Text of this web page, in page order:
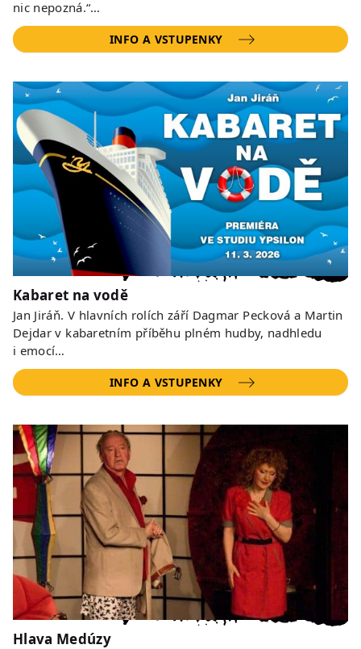
nic nepozná.“…
INFO A VSTUPENKY
Kabaret na vodě
Jan Jiráň. V hlavních rolích září Dagmar Pecková a Martin
Dejdar v kabaretním příběhu plném hudby, nadhledu
i emocí…
INFO A VSTUPENKY
Hlava Medúzy